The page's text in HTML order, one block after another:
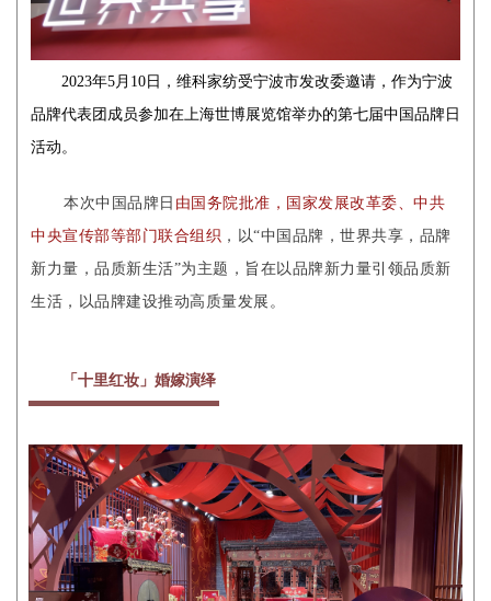
2023年5月10日，维科家纺受宁波市发改委邀请，作为宁波
品牌代表团成员参加在上海世博展览馆举办的第七届中国品牌日
活动 。
本次中国品牌日 由国务院批准，国家发展改革委、中共
中央宣传部等部门联合组织 ，以“中国品牌，世界共享，品牌
新力量，品质新生活”为主题，旨在以品牌新力量引领品质新
生活，以品牌建设推动高质量发展。
「十里红妆」婚嫁演绎